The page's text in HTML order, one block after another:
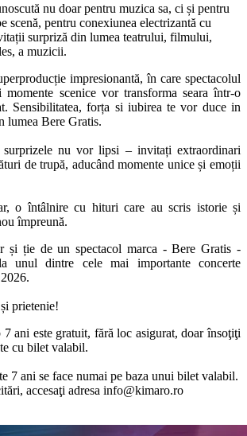
nu doar pentru muzica sa, ci și pentru
scenă, pentru conexiunea electrizantă cu
surpriză din lumea teatrului, filmului,
a muzicii.
impresionantă, în care spectacolul
scenice vor transforma seara într-o
Sensibilitatea, forța si iubirea te vor duce in
lumea Bere Gratis.
surprizele nu vor lipsi – invitați extraordinari
de trupă, aducând momente unice și emoții
o întâlnire cu hituri care au scris istorie și
împreună.
și ție de un spectacol marca - Bere Gratis -
dintre cele mai importante concerte
prietenie!
ani este gratuit, fără loc asigurat, doar însoţiţi
cu bilet valabil.
7 ani se face numai pe baza unui bilet valabil.
accesaţi adresa info@kimaro.ro